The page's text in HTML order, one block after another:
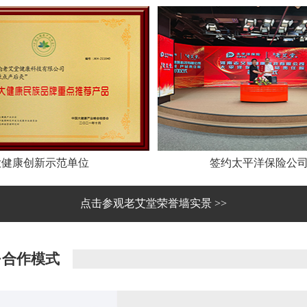
康创新示范单位 签约太平洋保险公
点击参观老艾堂荣誉墙实景 >>
合作模式